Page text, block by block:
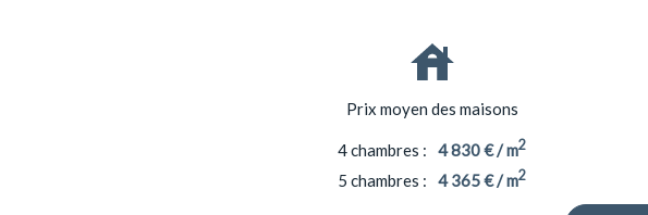
Prix moyen des maisons
4 chambres : 4 830 € / m2
5 chambres : 4 365 € / m2